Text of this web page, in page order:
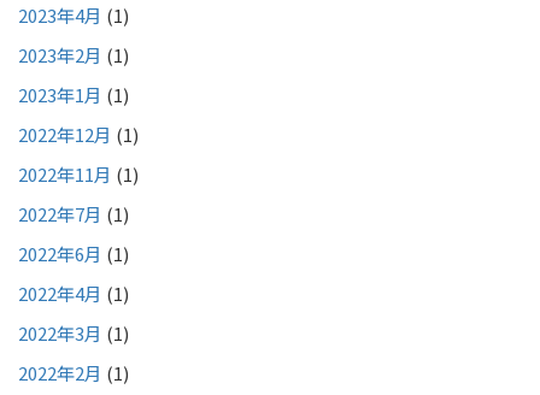
2023年4月 (1)
2023年2月 (1)
2023年1月 (1)
2022年12月 (1)
2022年11月 (1)
2022年7月 (1)
2022年6月 (1)
2022年4月 (1)
2022年3月 (1)
2022年2月 (1)